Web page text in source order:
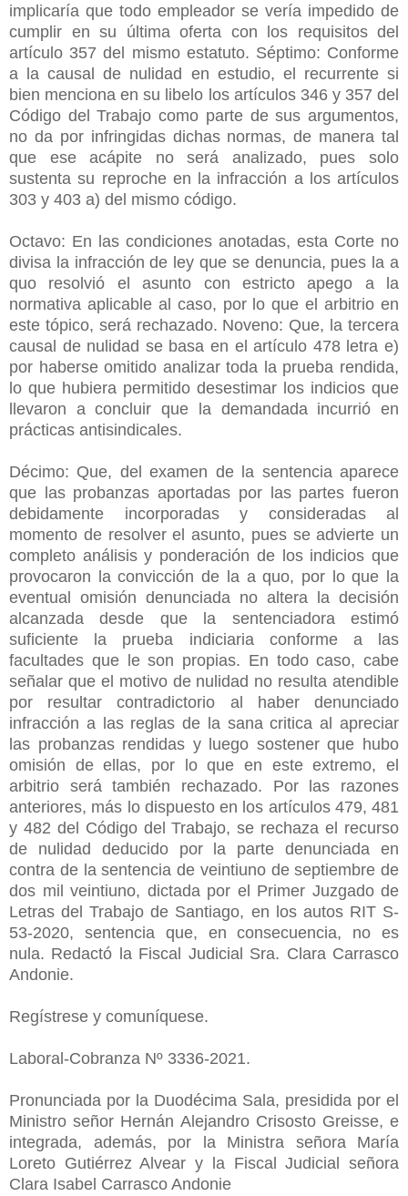
implicaría que todo empleador se vería impedido de
cumplir en su última oferta con los requisitos del
artículo 357 del mismo estatuto. Séptimo: Conforme
a la causal de nulidad en estudio, el recurrente si
bien menciona en su libelo los artículos 346 y 357 del
Código del Trabajo como parte de sus argumentos,
no da por infringidas dichas normas, de manera tal
que ese acápite no será analizado, pues solo
sustenta su reproche en la infracción a los artículos
303 y 403 a) del mismo código.
Octavo: En las condiciones anotadas, esta Corte no
divisa la infracción de ley que se denuncia, pues la a
quo resolvió el asunto con estricto apego a la
normativa aplicable al caso, por lo que el arbitrio en
este tópico, será rechazado. Noveno: Que, la tercera
causal de nulidad se basa en el artículo 478 letra e)
por haberse omitido analizar toda la prueba rendida,
lo que hubiera permitido desestimar los indicios que
llevaron a concluir que la demandada incurrió en
prácticas antisindicales.
Décimo: Que, del examen de la sentencia aparece
que las probanzas aportadas por las partes fueron
debidamente incorporadas y consideradas al
momento de resolver el asunto, pues se advierte un
completo análisis y ponderación de los indicios que
provocaron la convicción de la a quo, por lo que la
eventual omisión denunciada no altera la decisión
alcanzada desde que la sentenciadora estimó
suficiente la prueba indiciaria conforme a las
facultades que le son propias. En todo caso, cabe
señalar que el motivo de nulidad no resulta atendible
por resultar contradictorio al haber denunciado
infracción a las reglas de la sana critica al apreciar
las probanzas rendidas y luego sostener que hubo
omisión de ellas, por lo que en este extremo, el
arbitrio será también rechazado. Por las razones
anteriores, más lo dispuesto en los artículos 479, 481
y 482 del Código del Trabajo, se rechaza el recurso
de nulidad deducido por la parte denunciada en
contra de la sentencia de veintiuno de septiembre de
dos mil veintiuno, dictada por el Primer Juzgado de
Letras del Trabajo de Santiago, en los autos RIT S-
53-2020, sentencia que, en consecuencia, no es
nula. Redactó la Fiscal Judicial Sra. Clara Carrasco
Andonie.
Regístrese y comuníquese.
Laboral-Cobranza Nº 3336-2021.
Pronunciada por la Duodécima Sala, presidida por el
Ministro señor Hernán Alejandro Crisosto Greisse, e
integrada, además, por la Ministra señora María
Loreto Gutiérrez Alvear y la Fiscal Judicial señora
Clara Isabel Carrasco Andonie